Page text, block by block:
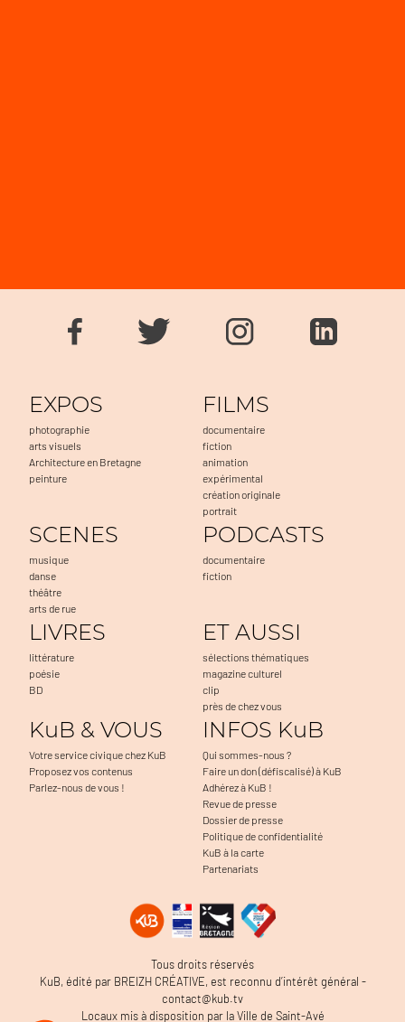
EXPOS
photographie
arts visuels
Architecture en Bretagne
peinture
FILMS
documentaire
fiction
animation
expérimental
création originale
portrait
SCENES
musique
danse
théâtre
arts de rue
PODCASTS
documentaire
fiction
LIVRES
littérature
poésie
BD
ET AUSSI
sélections thématiques
magazine culturel
clip
près de chez vous
KuB & VOUS
Votre service civique chez KuB
Proposez vos contenus
Parlez-nous de vous !
INFOS KuB
Qui sommes-nous ?
Faire un don (défiscalisé) à KuB
Adhérez à KuB !
Revue de presse
Dossier de presse
Politique de confidentialité
KuB à la carte
Partenariats
Tous droits réservés
KuB, édité par BREIZH CRÉATIVE, est reconnu d’intérêt général -
contact@kub.tv
Locaux mis à disposition par la Ville de Saint-Avé